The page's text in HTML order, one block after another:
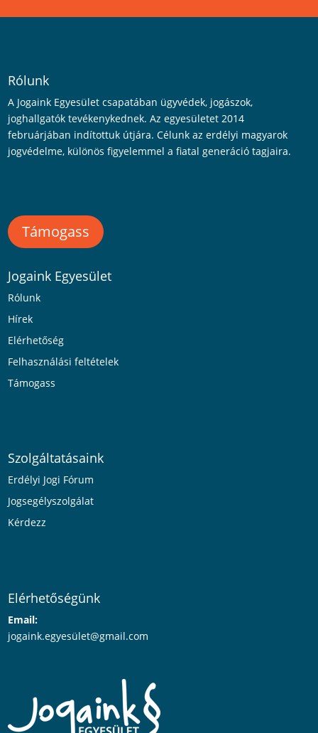
Rólunk
A Jogaink Egyesület csapatában ügyvédek, jogászok,
joghallgatók tevékenykednek. Az egyesületet 2014
februárjában indítottuk útjára. Célunk az erdélyi magyarok
jogvédelme, különös figyelemmel a fiatal generáció tagjaira.
Támogass
Jogaink Egyesület
Rólunk
Hírek
Elérhetőség
Felhasználási feltételek
Támogass
Szolgáltatásaink
Erdélyi Jogi Fórum
Jogsegélyszolgálat
Kérdezz
Elérhetőségünk
Email:
jogaink.egyesület@gmail.com